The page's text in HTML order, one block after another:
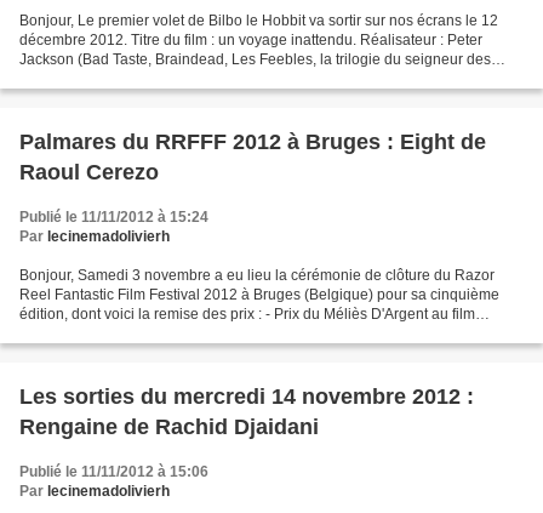
Bonjour, Le premier volet de Bilbo le Hobbit va sortir sur nos écrans le 12
décembre 2012. Titre du film : un voyage inattendu. Réalisateur : Peter
Jackson (Bad Taste, Braindead, Les Feebles, la trilogie du seigneur des
Palmares du RRFFF 2012 à Bruges : Eight de
Raoul Cerezo
Publié le 11/11/2012 à 15:24
Par lecinemadolivierh
Bonjour, Samedi 3 novembre a eu lieu la cérémonie de clôture du Razor
Reel Fantastic Film Festival 2012 à Bruges (Belgique) pour sa cinquième
édition, dont voici la remise des prix : - Prix du Méliès D'Argent au film
Les sorties du mercredi 14 novembre 2012 :
Rengaine de Rachid Djaidani
Publié le 11/11/2012 à 15:06
Par lecinemadolivierh